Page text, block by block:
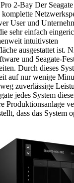
2-Bay Der
komplette
User und
sehr einfach
intuitivsten
ausgestattet ist.
und Seagate-
Durch dieses
auf nur wenige
zuverlässige
jedes System
Produktionsanlage
dass das System